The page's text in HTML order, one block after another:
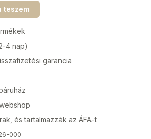
teszem
4 nap)
garancia
és tartalmazzák az ÁFA-t
000